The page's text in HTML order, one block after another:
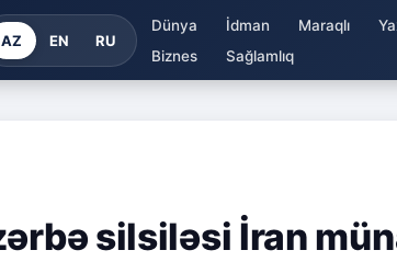
AZ EN RU
Dünya İdman Maraqlı
Biznes
Sağlamlıq
silsiləsi İran